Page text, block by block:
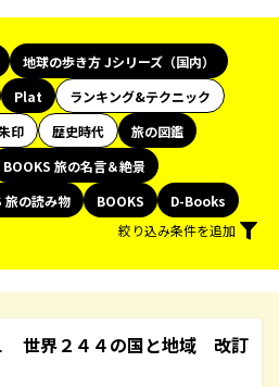
地球の歩き方 Jシリーズ（国内）
Plat
ランキング&テクニック
印 歴史時代
旅の図鑑
BOOKS 旅の名言＆絶景
旅の読み物 BOOKS
D-Books
絞り込み条件を追加
世界２４４の国と地域 改訂